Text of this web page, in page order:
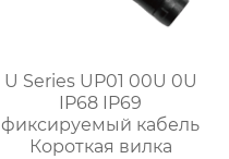
U Series UP01 00U 0U
IP68 IP69
фиксируемый кабель
Короткая вилка